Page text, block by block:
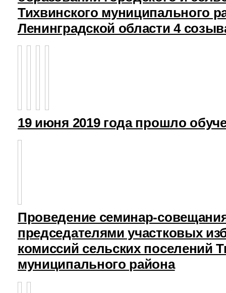
Тихвинского муниципального
Ленинградской области 4
19 июня 2019 года прошло
Проведение семинар-
председателями участковых
комиссий сельских поселений
муниципального района